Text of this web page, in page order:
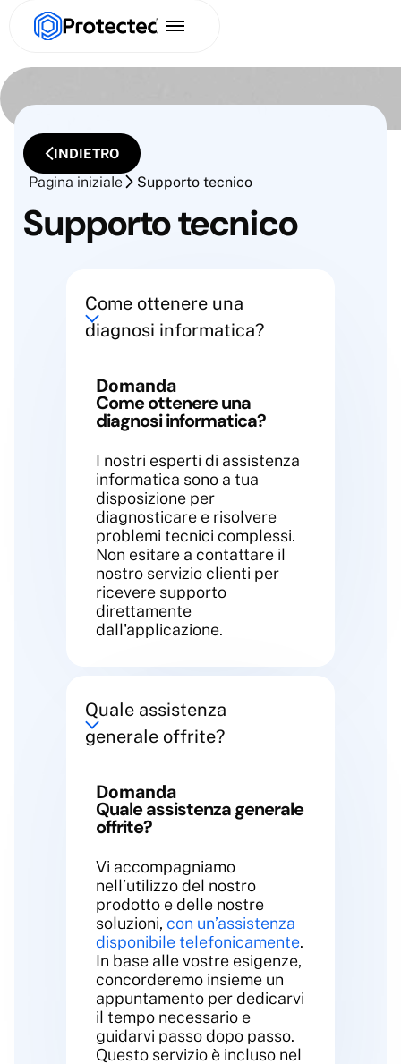
Pagina iniziale Supporto tecnico
INDIETRO
Supporto tecnico
Come ottenere una
diagnosi informatica?
Domanda
Come ottenere una
diagnosi informatica?
I nostri esperti di assistenza
informatica sono a tua
disposizione per
diagnosticare e risolvere
problemi tecnici complessi.
Non esitare a contattare il
nostro servizio clienti per
ricevere supporto
direttamente
dall'applicazione.
Quale assistenza
generale offrite?
Domanda
Quale assistenza generale
offrite?
Vi accompagniamo
nell’utilizzo del nostro
prodotto e delle nostre
soluzioni, con un’assistenza
disponibile telefonicamente.
In base alle vostre esigenze,
concorderemo insieme un
appuntamento per dedicarvi
il tempo necessario e
guidarvi passo dopo passo.
Questo servizio è incluso nel